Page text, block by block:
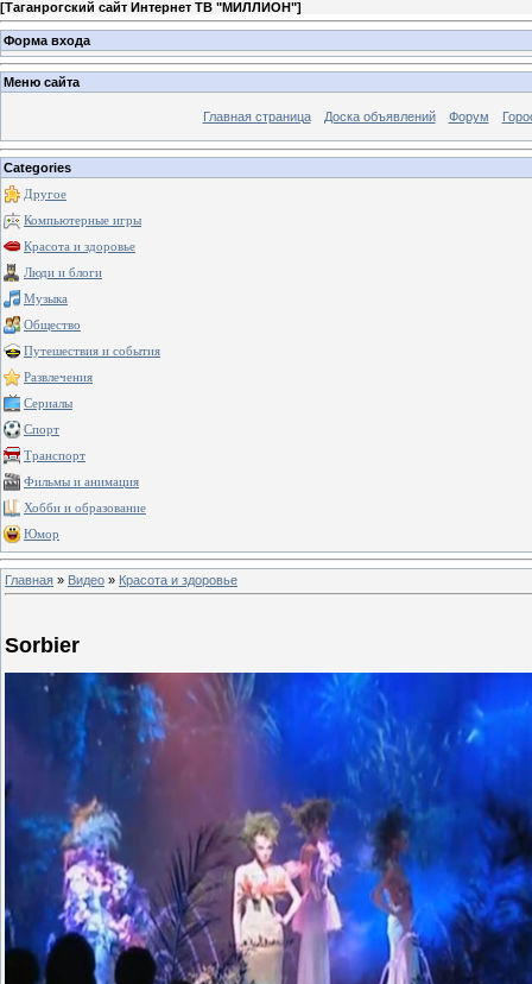
[Таганрогский сайт Интернет ТВ "МИЛЛИОН"]
Форма входа
Меню сайта
Главная страница Доска объявлений Форум
Categories
Другое
Компьютерные игры
Красота и здоровье
Люди и блоги
Музыка
Общество
Путешествия и события
Развлечения
Сериалы
Спорт
Транспорт
Фильмы и анимация
Хобби и образование
Юмор
Главная » Видео » Красота и здоровье
Sorbier